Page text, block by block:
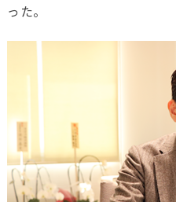
った。